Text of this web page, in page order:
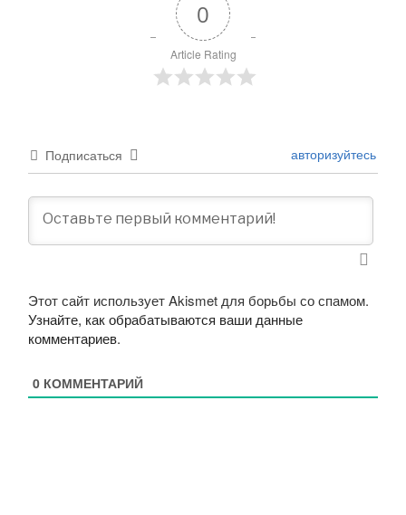
0
Article Rating
Подписаться авторизуйтесь
Этот сайт использует Akismet для борьбы со спамом.
Узнайте, как обрабатываются ваши данные
комментариев.
0 КОММЕНТАРИЙ